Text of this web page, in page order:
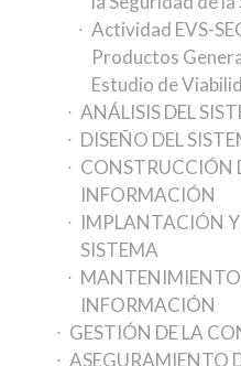
Actividad EVS-
Productos
Estudio de
ANÁLISIS DEL
DISEÑO DEL
CONSTRUCCIÓN
INFORMACIÓN
IMPLANTACIÓN
SISTEMA
MANTENIMIENTO
INFORMACIÓN
GESTIÓN DE LA
ASEGURAMIENTO